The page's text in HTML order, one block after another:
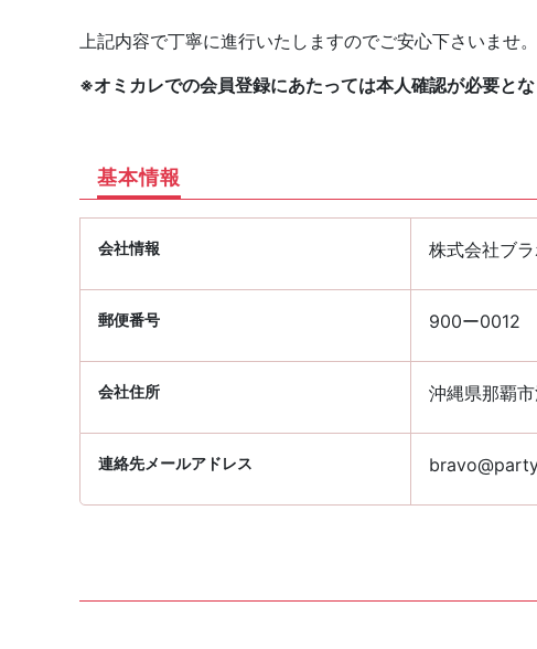
上記内容で丁寧に進行いたしますのでご安心下さいませ。
※オミカレでの会員登録にあたっては本人確認が必要とな
基本情報
会社情報 株式会社ブ
郵便番号 900ー0012
会社住所 沖縄県那覇
連絡先メールアドレス